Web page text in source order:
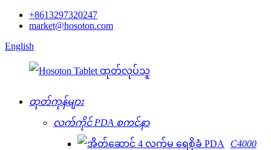
+8613297320247
market@hosoton.com
English
ထုတ်ကုန်များ
လက်ကိုင် PDA စကင်နာ
C4000